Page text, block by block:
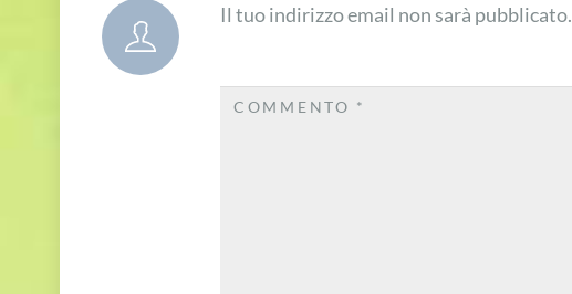
Il tuo indirizzo email non sarà pubblicato.
COMMENTO *